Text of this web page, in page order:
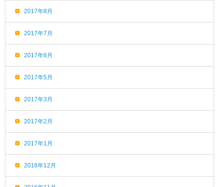
2017年8月
2017年7月
2017年6月
2017年5月
2017年3月
2017年2月
2017年1月
2016年12月